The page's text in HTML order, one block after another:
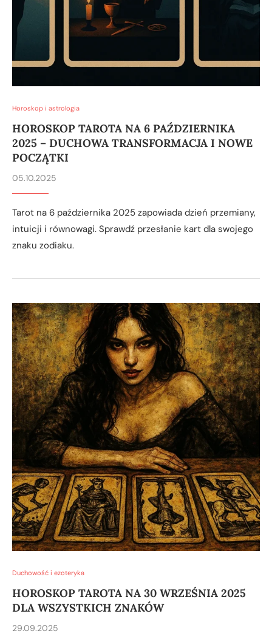
Horoskop i astrologia
HOROSKOP TAROTA NA 6 PAŹDZIERNIKA
2025 – DUCHOWA TRANSFORMACJA I NOWE
POCZĄTKI
05.10.2025
Tarot na 6 października 2025 zapowiada dzień przemiany,
intuicji i równowagi. Sprawdź przesłanie kart dla swojego
znaku zodiaku.
Duchowość i ezoteryka
HOROSKOP TAROTA NA 30 WRZEŚNIA 2025
DLA WSZYSTKICH ZNAKÓW
29.09.2025